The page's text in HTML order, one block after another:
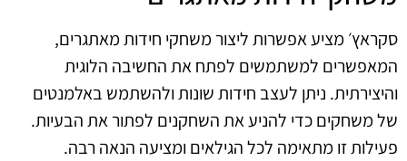
סקראץ׳ מציע אפשרות ליצור משחקי חידות מאתגרים,
המאפשרים למשתמשים לפתח את החשיבה הלוגית
והיצירתית. ניתן לעצב חידות שונות ולהשתמש באלמנטים
של משחקים כדי להניע את השחקנים לפתור את הבעיות.
פעילות זו מתאימה לכל הגילאים ומציעה הנאה רבה.